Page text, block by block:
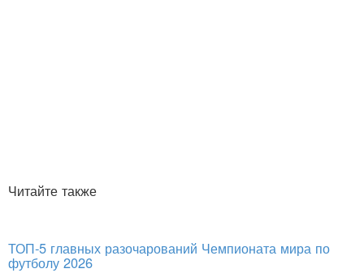
Читайте также
ТОП-5 главных разочарований Чемпионата мира по
футболу 2026